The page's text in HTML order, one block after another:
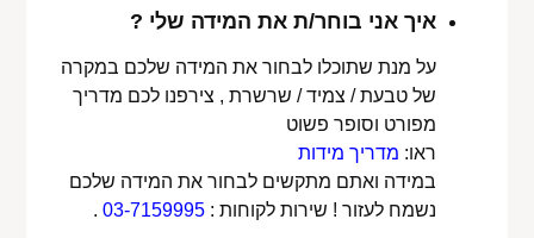
איך אני בוחר/ת את המידה שלי ?
על מנת שתוכלו לבחור את המידה שלכם במקרה
של טבעת / צמיד / שרשרת , צירפנו לכם מדריך
מפורט וסופר פשוט
ראו: מדריך מידות
במידה ואתם מתקשים לבחור את המידה שלכם
נשמח לעזור ! שירות לקוחות :03-7159995
.